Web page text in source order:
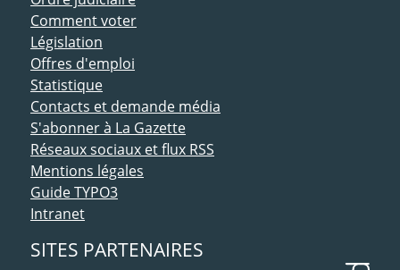
Comment voter
Législation
Offres d'emploi
Statistique
Contacts et demande média
S'abonner à La Gazette
Réseaux sociaux et flux RSS
Mentions légales
Guide TYPO3
Intranet
SITES PARTENAIRES